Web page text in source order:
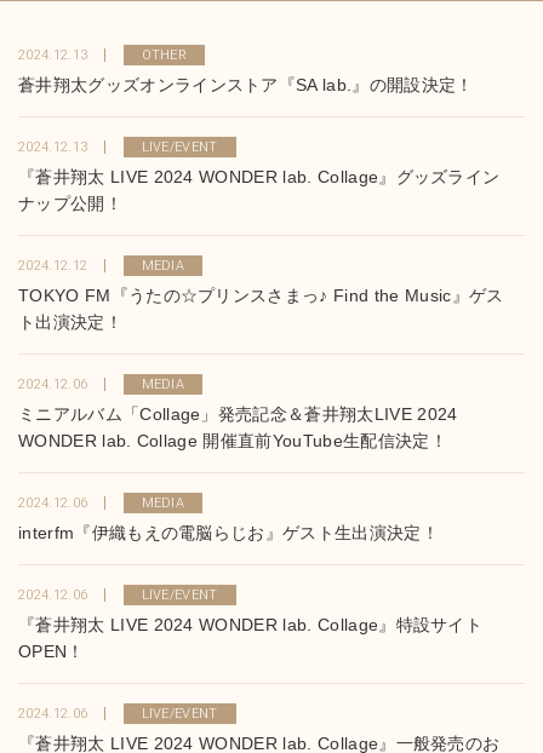
2024.12.13 OTHER
蒼井翔太グッズオンラインストア『SA lab.』の開設決定！
2024.12.13 LIVE/EVENT
『蒼井翔太 LIVE 2024 WONDER lab. Collage』グッズライン
ナップ公開！
2024.12.12 MEDIA
TOKYO FM『うたの☆プリンスさまっ♪ Find the Music』ゲス
ト出演決定！
2024.12.06 MEDIA
ミニアルバム「Collage」発売記念＆蒼井翔太LIVE 2024
WONDER lab. Collage 開催直前YouTube生配信決定！
2024.12.06 MEDIA
interfm『伊織もえの電脳らじお』ゲスト生出演決定！
2024.12.06 LIVE/EVENT
『蒼井翔太 LIVE 2024 WONDER lab. Collage』特設サイト
OPEN！
2024.12.06 LIVE/EVENT
『蒼井翔太 LIVE 2024 WONDER lab. Collage』一般発売のお